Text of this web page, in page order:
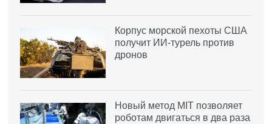
Корпус морской пехоты США
получит ИИ-турель против
дронов
Новый метод MIT позволяет
роботам двигаться в два раза